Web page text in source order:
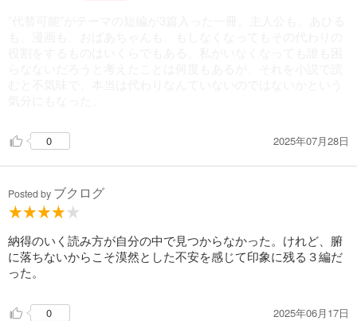
0 2025年07月28日
Posted by ブクログ
納得のいく読み方が自分の中で見つからなかった。けれど、腑
に落ちないからこそ漠然とした不安を感じて印象に残る３編だ
った。
0 2025年06月17日